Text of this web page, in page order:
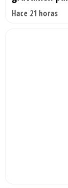
Hace 21 horas